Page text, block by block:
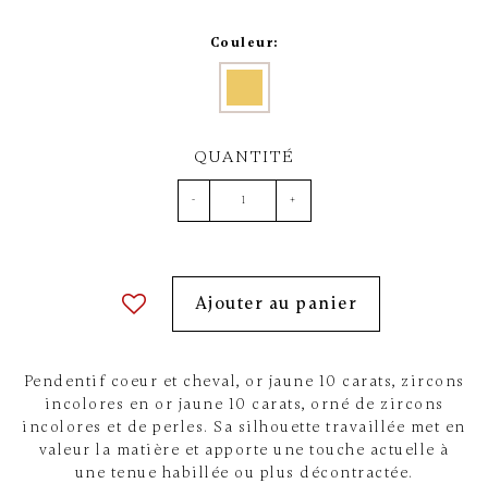
Couleur:
QUANTITÉ
- +
Ajouter au panier
Pendentif coeur et cheval, or jaune 10 carats, zircons
incolores en or jaune 10 carats, orné de zircons
incolores et de perles. Sa silhouette travaillée met en
valeur la matière et apporte une touche actuelle à
une tenue habillée ou plus décontractée.